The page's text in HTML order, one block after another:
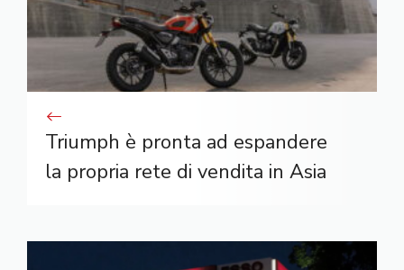
Triumph è pronta ad espandere
la propria rete di vendita in Asia